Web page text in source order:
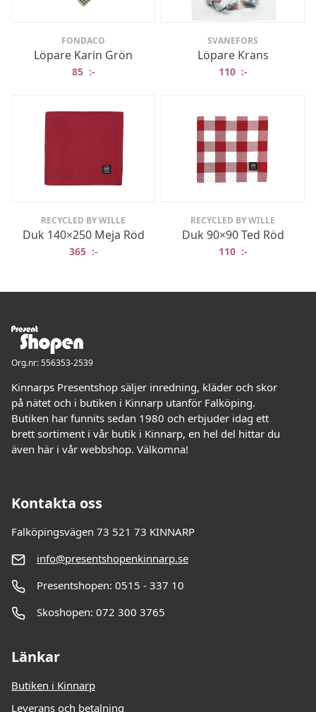
FONDACO
Löpare Karin Grön
85 :-
SVANEFORS
Löpare Krans
110 :-
RECYCLED BY WILLE
Duk 140×250 Meja Röd
365 :-
RECYCLED BY WILLE
Duk 90×90 Ted Röd
110 :-
Org.nr: 556353-2539
Kinnarps Presentshop säljer inredning, kläder och skor
på nätet och i butiken i Kinnarp utanför Falköping.
Butiken har funnits sedan 1980 och erbjuder idag ett
brett sortiment i vår butik i Kinnarp, en hel del hittar du
även här i vår webbshop. Välkomna!
Kontakta oss
Falköpingsvägen 73 521 73 KINNARP
info@presentshopenkinnarp.se
Presentshopen: 0515 - 337 10
Skoshopen: 072 300 3765
Länkar
Butiken i Kinnarp
Leverans och betalning